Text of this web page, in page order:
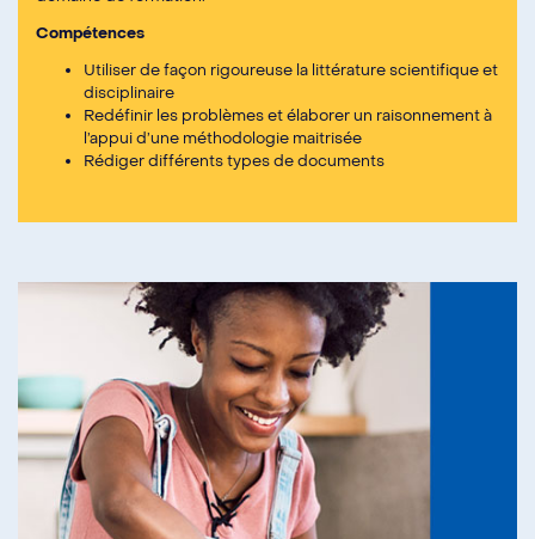
Compétences
Utiliser de façon rigoureuse la littérature scientifique et
disciplinaire
Redéfinir les problèmes et élaborer un raisonnement à
l’appui d’une méthodologie maitrisée
Rédiger différents types de documents